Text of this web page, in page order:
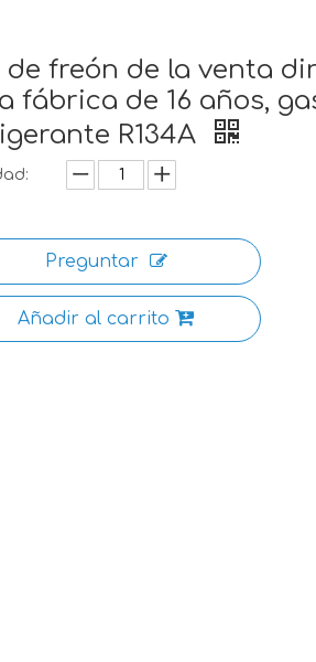
de freón de la venta
fábrica de 16 años,
R134A
Preguntar
Añadir al carrito